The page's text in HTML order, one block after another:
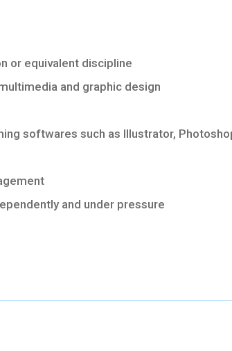
or equivalent discipline
and graphic design
softwares such as Illustrator,
and under pressure